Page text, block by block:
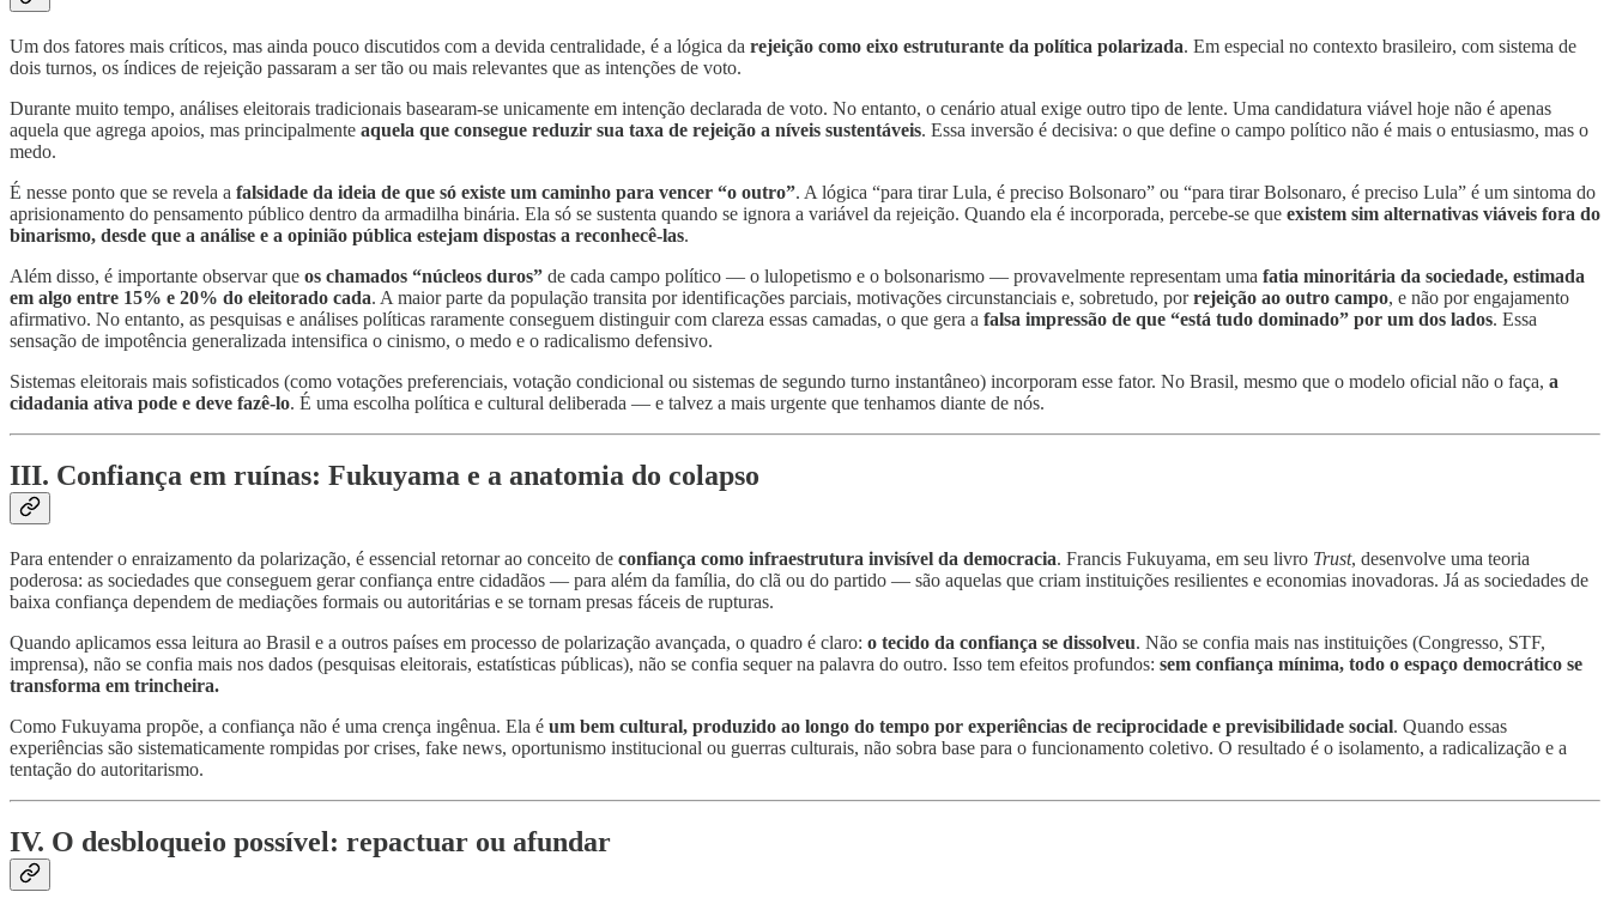
Um dos fatores mais críticos, mas ainda pouco discutidos com a devida centralidade, é a lógica da rejeição como eixo estruturante da política polarizada. Em especial no contexto brasileiro, com sistema de
dois turnos, os índices de rejeição passaram a ser tão ou mais relevantes que as intenções de voto.
Durante muito tempo, análises eleitorais tradicionais basearam-se unicamente em intenção declarada de voto. No entanto, o cenário atual exige outro tipo de lente. Uma candidatura viável hoje não é apenas
aquela que agrega apoios, mas principalmente aquela que consegue reduzir sua taxa de rejeição a níveis sustentáveis. Essa inversão é decisiva: o que define o campo político não é mais o entusiasmo, mas o
medo.
É nesse ponto que se revela a falsidade da ideia de que só existe um caminho para vencer “o outro”. A lógica “para tirar Lula, é preciso Bolsonaro” ou “para tirar Bolsonaro, é preciso Lula” é um sintoma do
aprisionamento do pensamento público dentro da armadilha binária. Ela só se sustenta quando se ignora a variável da rejeição. Quando ela é incorporada, percebe-se que existem sim alternativas viáveis fora do
binarismo, desde que a análise e a opinião pública estejam dispostas a reconhecê-las.
Além disso, é importante observar que os chamados “núcleos duros” de cada campo político — o lulopetismo e o bolsonarismo — provavelmente representam uma fatia minoritária da sociedade, estimada
em algo entre 15% e 20% do eleitorado cada. A maior parte da população transita por identificações parciais, motivações circunstanciais e, sobretudo, porrejeição ao outro campo, e não por engajamento
afirmativo. No entanto, as pesquisas e análises políticas raramente conseguem distinguir com clareza essas camadas, o que gera a falsa impressão de que “está tudo dominado” por um dos lados. Essa
sensação de impotência generalizada intensifica o cinismo, o medo e o radicalismo defensivo.
Sistemas eleitorais mais sofisticados (como votações preferenciais, votação condicional ou sistemas de segundo turno instantâneo) incorporam esse fator. No Brasil, mesmo que o modelo oficial não o faça, a
cidadania ativa pode e deve fazê-lo. É uma escolha política e cultural deliberada — e talvez a mais urgente que tenhamos diante de nós.
III. Confiança em ruínas: Fukuyama e a anatomia do colapso
Para entender o enraizamento da polarização, é essencial retornar ao conceito de confiança como infraestrutura invisível da democracia. Francis Fukuyama, em seu livro Trust, desenvolve uma teoria
poderosa: as sociedades que conseguem gerar confiança entre cidadãos — para além da família, do clã ou do partido — são aquelas que criam instituições resilientes e economias inovadoras. Já as sociedades de
baixa confiança dependem de mediações formais ou autoritárias e se tornam presas fáceis de rupturas.
Quando aplicamos essa leitura ao Brasil e a outros países em processo de polarização avançada, o quadro é claro: o tecido da confiança se dissolveu. Não se confia mais nas instituições (Congresso, STF,
imprensa), não se confia mais nos dados (pesquisas eleitorais, estatísticas públicas), não se confia sequer na palavra do outro. Isso tem efeitos profundos: sem confiança mínima, todo o espaço democrático se
transforma em trincheira.
Como Fukuyama propõe, a confiança não é uma crença ingênua. Ela é um bem cultural, produzido ao longo do tempo por experiências de reciprocidade e previsibilidade social. Quando essas
experiências são sistematicamente rompidas por crises, fake news, oportunismo institucional ou guerras culturais, não sobra base para o funcionamento coletivo. O resultado é o isolamento, a radicalização e a
tentação do autoritarismo.
IV. O desbloqueio possível: repactuar ou afundar